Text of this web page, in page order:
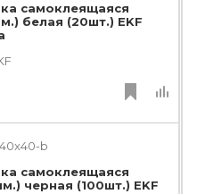
самоклеящаяся
белая (20шт.) EKF
b
самоклеящаяся
черная (100шт.) EKF